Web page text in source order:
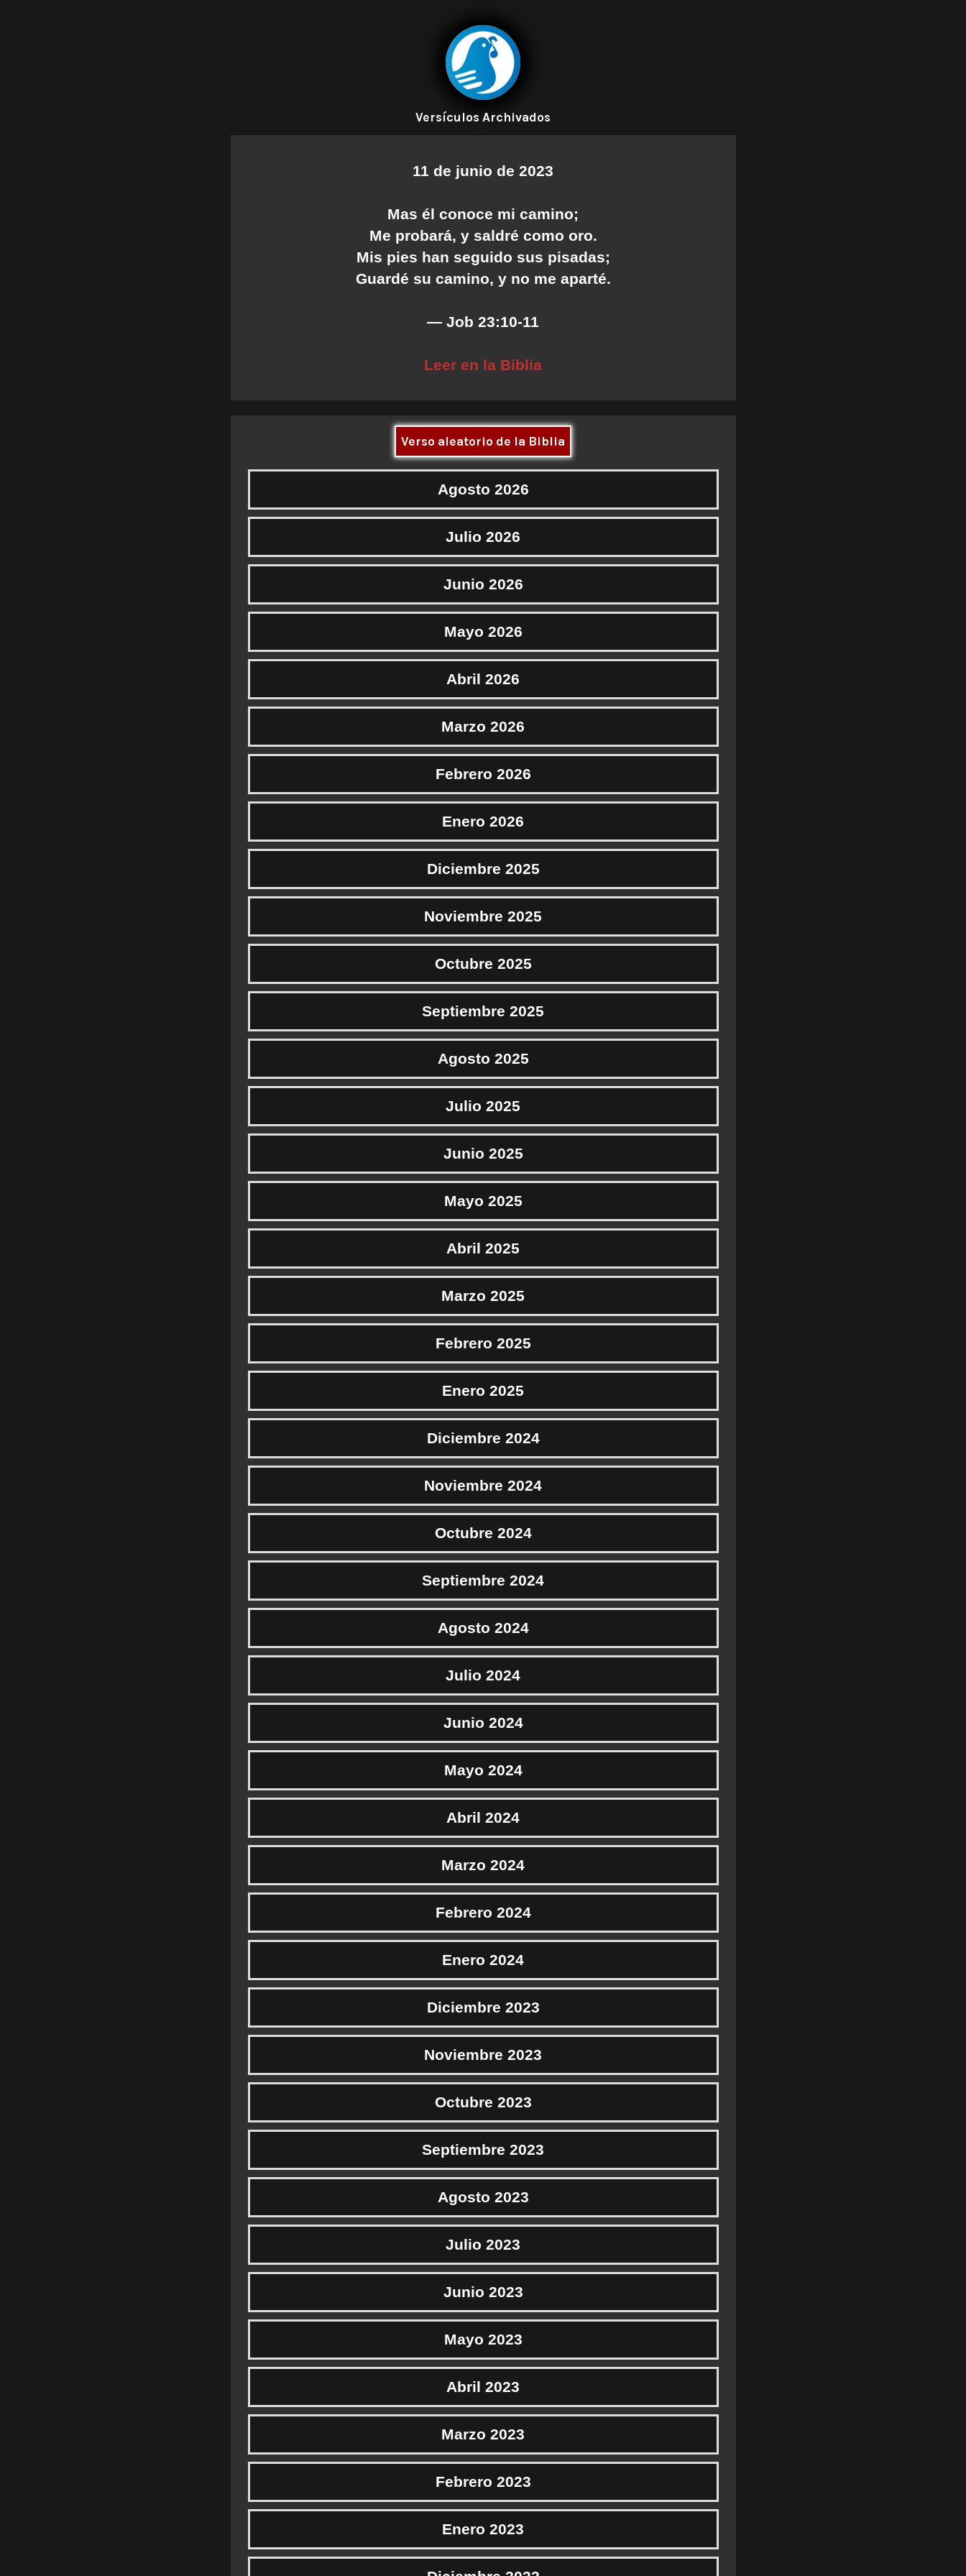
Versículos Archivados
11 de junio de 2023
Mas él conoce mi camino;
Me probará, y saldré como oro.
Mis pies han seguido sus pisadas;
Guardé su camino, y no me aparté.
— Job 23:10-11
Leer en la Biblia
Verso aleatorio de la Biblia
Agosto 2026
Julio 2026
Junio 2026
Mayo 2026
Abril 2026
Marzo 2026
Febrero 2026
Enero 2026
Diciembre 2025
Noviembre 2025
Octubre 2025
Septiembre 2025
Agosto 2025
Julio 2025
Junio 2025
Mayo 2025
Abril 2025
Marzo 2025
Febrero 2025
Enero 2025
Diciembre 2024
Noviembre 2024
Octubre 2024
Septiembre 2024
Agosto 2024
Julio 2024
Junio 2024
Mayo 2024
Abril 2024
Marzo 2024
Febrero 2024
Enero 2024
Diciembre 2023
Noviembre 2023
Octubre 2023
Septiembre 2023
Agosto 2023
Julio 2023
Junio 2023
Mayo 2023
Abril 2023
Marzo 2023
Febrero 2023
Enero 2023